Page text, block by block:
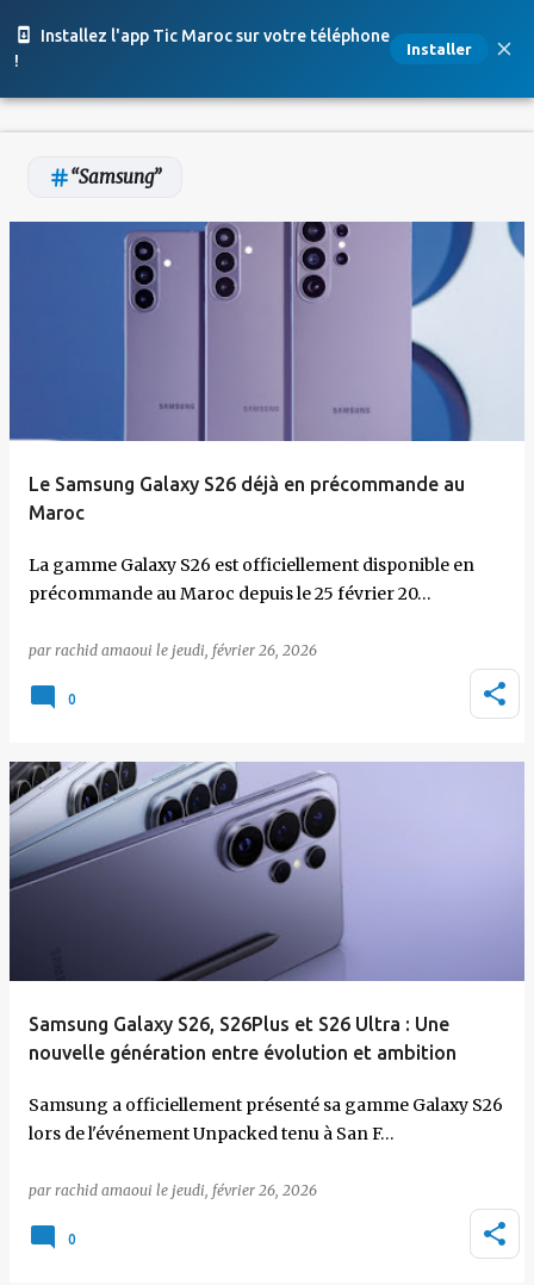
Installez l'app Tic Maroc sur votre téléphone
!
Installer
Accéder au contenu principal
Samsung
Le Samsung Galaxy S26 déjà en précommande au
Maroc
La gamme Galaxy S26 est officiellement disponible en
précommande au Maroc depuis le 25 février 20…
par rachid amaoui le jeudi, février 26, 2026
0
Samsung Galaxy S26, S26Plus et S26 Ultra : Une
nouvelle génération entre évolution et ambition
Samsung a officiellement présenté sa gamme Galaxy S26
lors de l'événement Unpacked tenu à San F…
par rachid amaoui le jeudi, février 26, 2026
0